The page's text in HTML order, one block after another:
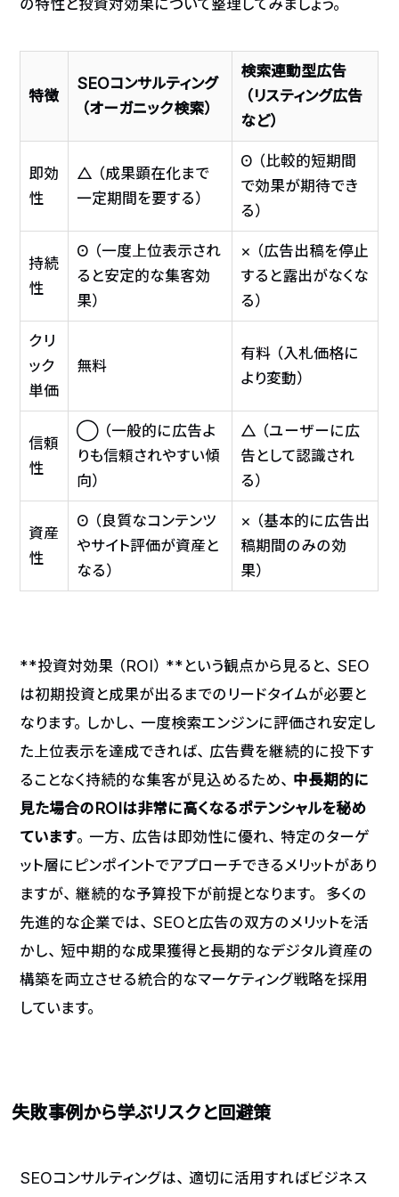
の特性と投資対効果について整理してみましょう。
特徴
SEOコンサルティング
（オーガニック検索）
検索連動型広告
（リスティング広告
など）
即効
性
△（成果顕在化まで
一定期間を要する）
◎（比較的短期間
で効果が期待でき
る）
持続
性
◎（一度上位表示され
ると安定的な集客効
果）
×（広告出稿を停止
すると露出がなくな
る）
クリ
ック
単価
無料
有料（入札価格に
より変動）
信頼
性
◯（一般的に広告よ
りも信頼されやすい傾
向）
△（ユーザーに広
告として認識され
る）
資産
性
◎（良質なコンテンツ
やサイト評価が資産と
なる）
×（基本的に広告出
稿期間のみの効
果）
**投資対効果（ROI）**という観点から見ると、SEO
は初期投資と成果が出るまでのリードタイムが必要と
なります。しかし、一度検索エンジンに評価され安定し
た上位表示を達成できれば、広告費を継続的に投下す
ることなく持続的な集客が見込めるため、 中長期的に
見た場合のROIは非常に高くなるポテンシャルを秘め
ています。一方、広告は即効性に優れ、特定のターゲ
ット層にピンポイントでアプローチできるメリットがあり
ますが、継続的な予算投下が前提となります。 多くの
先進的な企業では、SEOと広告の双方のメリットを活
かし、短中期的な成果獲得と長期的なデジタル資産の
構築を両立させる統合的なマーケティング戦略を採用
しています。
失敗事例から学ぶリスクと回避策
SEOコンサルティングは、適切に活用すればビジネス